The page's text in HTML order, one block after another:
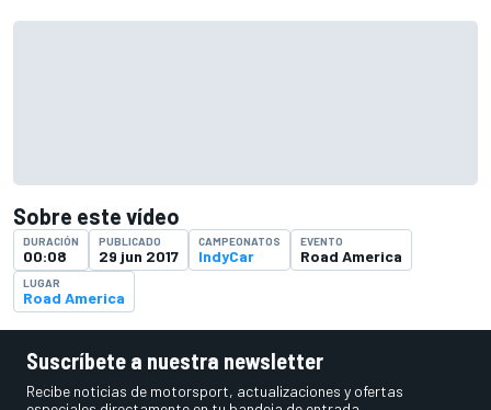
Sobre este vídeo
DURACIÓN
00:08
PUBLICADO
29 jun 2017
CAMPEONATOS
IndyCar
EVENTO
Road America
LUGAR
Road America
Suscríbete a nuestra newsletter
Recibe noticias de motorsport, actualizaciones y ofertas